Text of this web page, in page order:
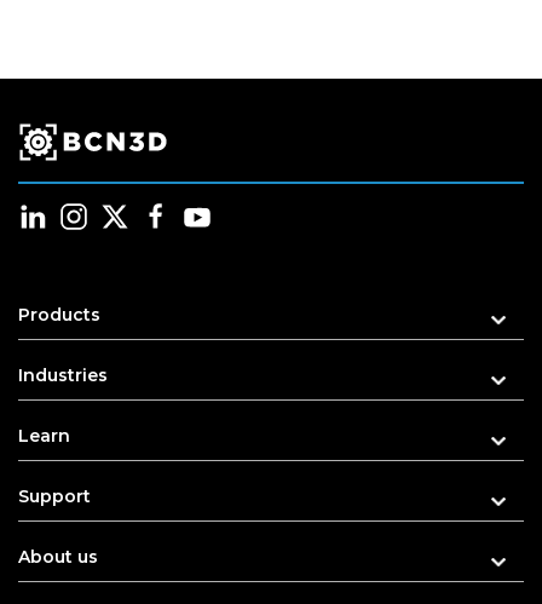
Products
Industries
Learn
Support
About us